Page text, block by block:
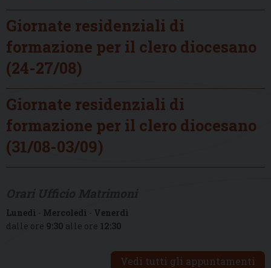
Giornate residenziali di
formazione per il clero diocesano
(24-27/08)
Giornate residenziali di
formazione per il clero diocesano
(31/08-03/09)
Lunedì - Mercoledì - Venerdì
dalle ore 9:30 alle ore 12:30
Vedi tutti gli appuntamenti